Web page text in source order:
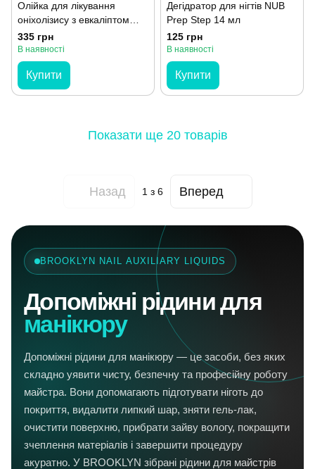
Олійка для лікування
оніхолізису з евкаліптом
NUB Podology Care Rescue
Nail Oil 30 мл
335 грн
В наявності
Купити
Дегідратор для нігтів NUB
Prep Step 14 мл
125 грн
В наявності
Купити
Показати ще 20 товарів
Назад 1 з 6 Вперед
BROOKLYN NAIL AUXILIARY LIQUIDS
Допоміжні рідини для
манікюру
Допоміжні рідини для манікюру — це засоби, без яких
складно уявити чисту, безпечну та професійну роботу
майстра. Вони допомагають підготувати ніготь до
покриття, видалити липкий шар, зняти гель-лак,
очистити поверхню, прибрати зайву вологу, покращити
зчеплення матеріалів і завершити процедуру
акуратно. У BROOKLYN зібрані рідини для майстрів